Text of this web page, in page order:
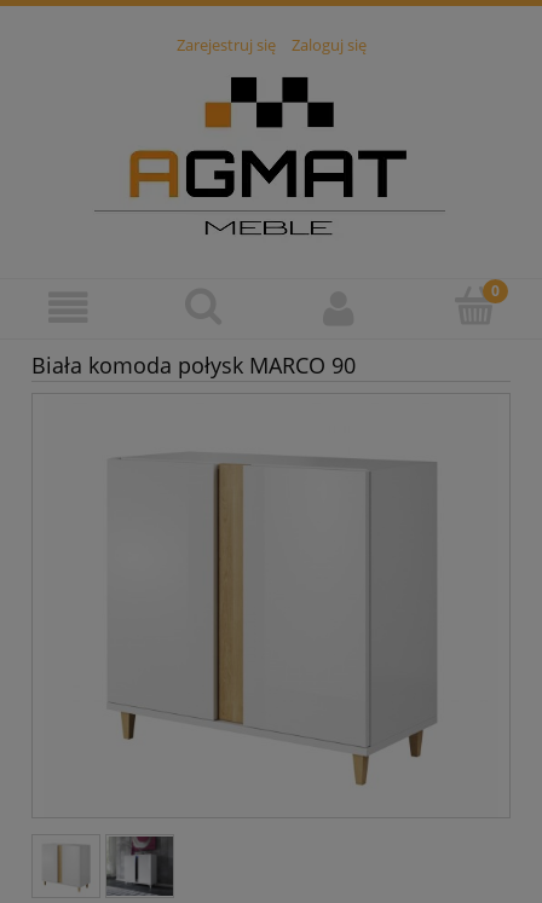
Zarejestruj się Zaloguj się
Biała komoda połysk MARCO 90